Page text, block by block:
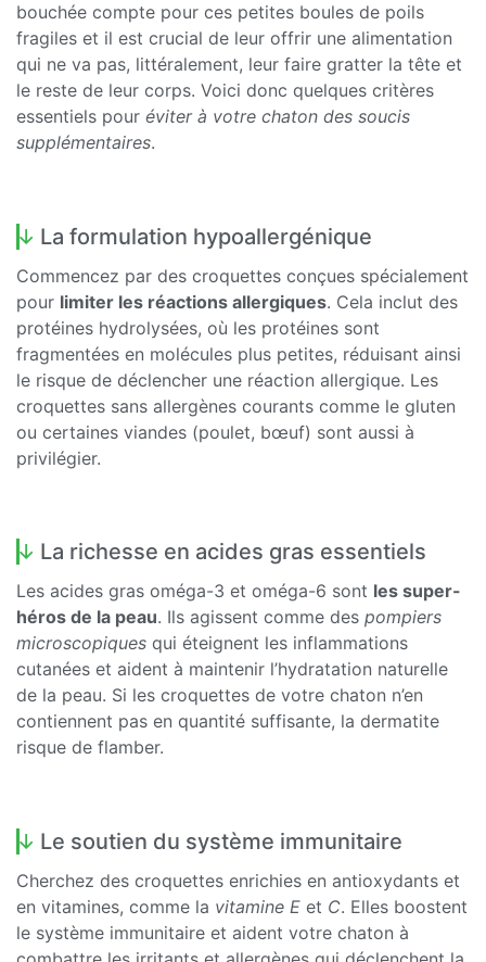
bouchée compte pour ces petites boules de poils
fragiles et il est crucial de leur offrir une alimentation
qui ne va pas, littéralement, leur faire gratter la tête et
le reste de leur corps. Voici donc quelques critères
essentiels pour éviter à votre chaton des soucis
supplémentaires.
La formulation hypoallergénique
Commencez par des croquettes conçues spécialement
pour limiter les réactions allergiques. Cela inclut des
protéines hydrolysées, où les protéines sont
fragmentées en molécules plus petites, réduisant ainsi
le risque de déclencher une réaction allergique. Les
croquettes sans allergènes courants comme le gluten
ou certaines viandes (poulet, bœuf) sont aussi à
privilégier.
La richesse en acides gras essentiels
Les acides gras oméga-3 et oméga-6 sont les super-
héros de la peau. Ils agissent comme des pompiers
microscopiques qui éteignent les inflammations
cutanées et aident à maintenir l’hydratation naturelle
de la peau. Si les croquettes de votre chaton n’en
contiennent pas en quantité suffisante, la dermatite
risque de flamber.
Le soutien du système immunitaire
Cherchez des croquettes enrichies en antioxydants et
en vitamines, comme la vitamine E et C. Elles boostent
le système immunitaire et aident votre chaton à